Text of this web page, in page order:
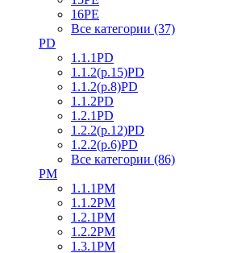
16PE
Все категории (37)
PD
1.1.1PD
1.1.2(р.15)PD
1.1.2(р.8)PD
1.1.2PD
1.2.1PD
1.2.2(р.12)PD
1.2.2(р.6)PD
Все категории (86)
PM
1.1.1PM
1.1.2PM
1.2.1PM
1.2.2PM
1.3.1PM